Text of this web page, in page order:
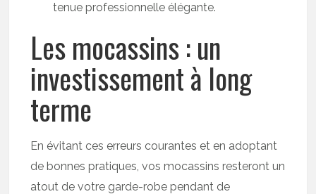
tenue professionnelle élégante.
Les mocassins : un
investissement à long
terme
En évitant ces erreurs courantes et en adoptant
de bonnes pratiques, vos mocassins resteront un
atout de votre garde-robe pendant de